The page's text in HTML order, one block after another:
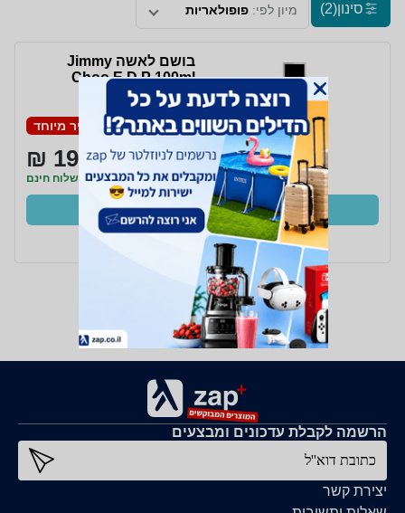
סינון(2) מיון לפי: פופולאריות
בושם לאשה Jimmy
Choo E.D.P 100ml
מחיר מיוחד
191 ₪
משלוח חינם
קנו עכשיו
ב- Zap
יצירת קשר
הרשמה לקבלת עדכונים ומבצעים
כתובת דוא''ל